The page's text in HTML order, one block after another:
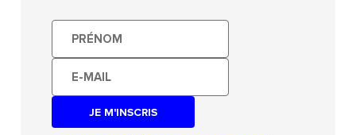
éviter les troubles musculosquelettiques
Prénom
E-
mail